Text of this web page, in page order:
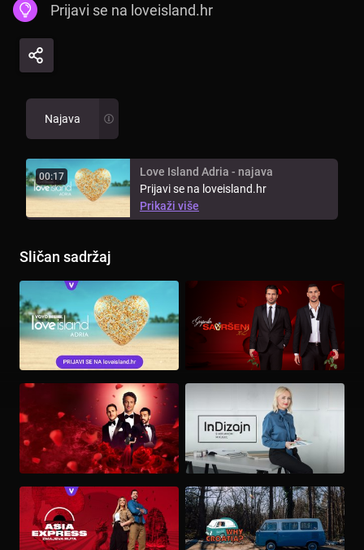
Prijavi se na loveisland.hr
Najava
00:17
Love Island Adria - najava
Prijavi se na loveisland.hr
Prikaži više
Sličan sadržaj